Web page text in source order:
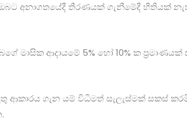
අනාගතයේදී තීරණයක් ගැනීමේදී භීතියක්
මාසික ආදායමේ 5% හෝ 10% ක ප්‍රමාණයක්
ආකාරය ගැන යම් විධිමත් සැලැස්මක් සකස්